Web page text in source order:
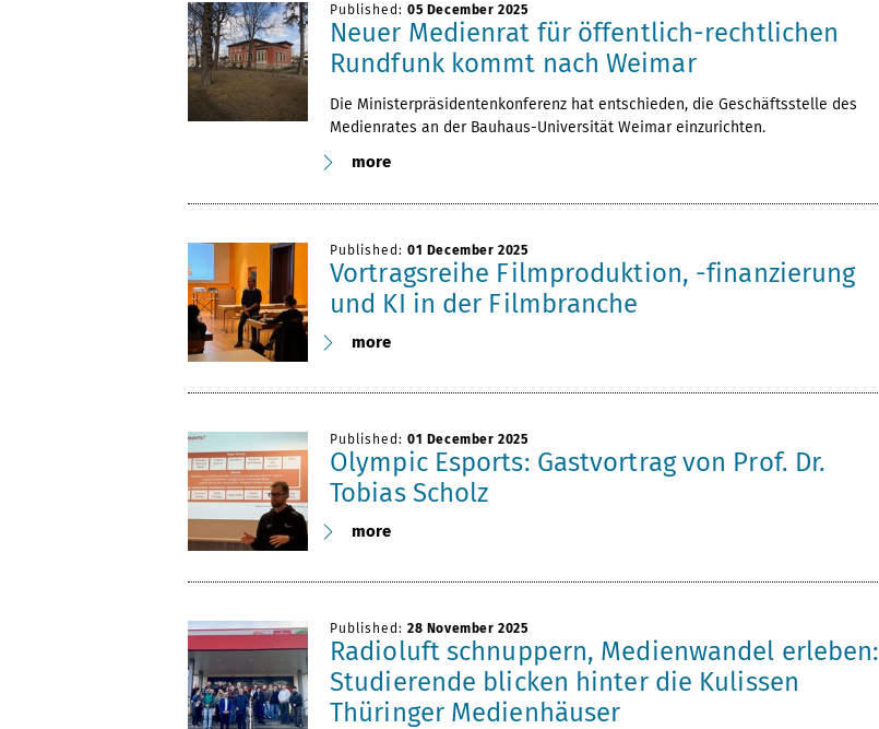
Published: 05 December 2025
Neuer Medienrat für öffentlich-rechtlichen
Rundfunk kommt nach Weimar
Die Ministerpräsidentenkonferenz hat entschieden, die Geschäftsstelle des
Medienrates an der Bauhaus-Universität Weimar einzurichten.
more
Published: 01 December 2025
Vortragsreihe Filmproduktion, -finanzierung
und KI in der Filmbranche
more
Published: 01 December 2025
Olympic Esports: Gastvortrag von Prof. Dr.
Tobias Scholz
more
Published: 28 November 2025
Radioluft schnuppern, Medienwandel erleben:
Studierende blicken hinter die Kulissen
Thüringer Medienhäuser